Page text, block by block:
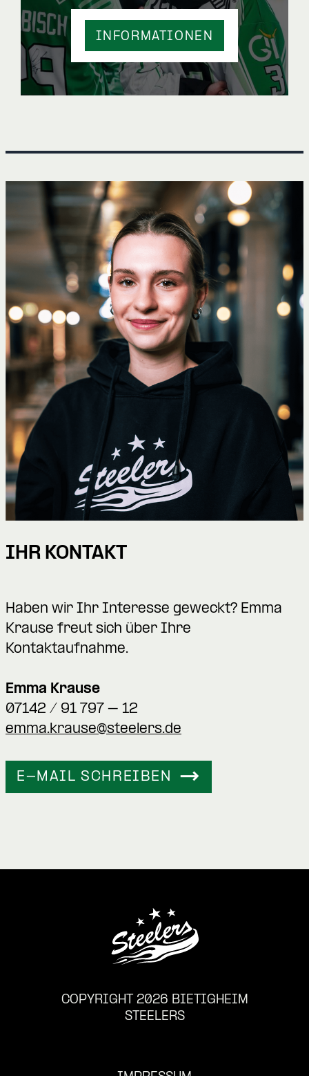
INFORMATIONEN
IHR KONTAKT
Haben wir Ihr Interesse geweckt? Emma
Krause freut sich über Ihre
Kontaktaufnahme.
Emma Krause
07142 / 91 797 – 12
emma.krause@steelers.de
E-MAIL SCHREIBEN
COPYRIGHT 2026 BIETIGHEIM
STEELERS